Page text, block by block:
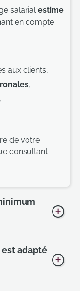
salarialestime
en compte
aux clients,
,
,
de votre
consultant
la convention
jour
adapté